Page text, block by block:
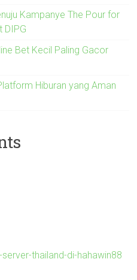
Kampanye The Pour for
DIPG
Bet Kecil Paling Gacor
Hiburan yang Aman
thailand-di-hahawin88